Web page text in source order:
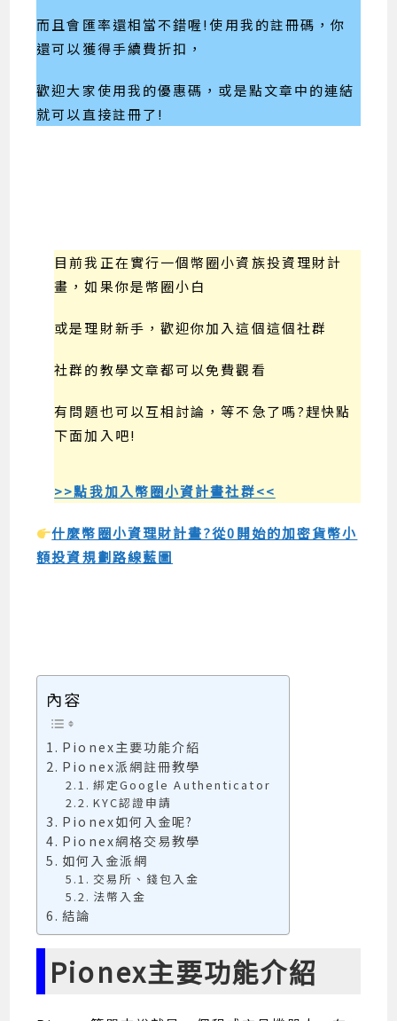
而且會匯率還相當不錯喔!使用我的註冊碼，你
還可以獲得手續費折扣，
歡迎大家使用我的優惠碼，或是點文章中的連結
就可以直接註冊了!
目前我正在實行一個幣圈小資族投資理財計
畫，如果你是幣圈小白
或是理財新手，歡迎你加入這個這個社群
社群的教學文章都可以免費觀看
有問題也可以互相討論，等不急了嗎?趕快點
下面加入吧!
>>點我加入幣圈小資計畫社群<<
什麼幣圈小資理財計畫?從0開始的加密貨幣小
額投資規劃路線藍圖
內容
Pionex主要功能介紹
Pionex派網註冊教學
綁定Google Authenticator
KYC認證申請
Pionex如何入金呢?
Pionex網格交易教學
如何入金派網
交易所、錢包入金
法幣入金
結論
Pionex主要功能介紹